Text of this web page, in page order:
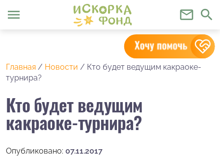
menu mail_outline search
Главная / Новости / Кто будет ведущим какраоке-
турнира?
Кто будет ведущим
какраоке-турнира?
Опубликовано: 07.11.2017